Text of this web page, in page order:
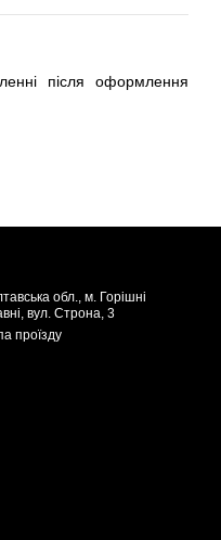
після оформлення
обл., м. Горішні
вул. Строна, 3
проїзду